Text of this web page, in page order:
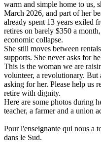
warm and simple home to us,
March 2026, and part of her
already spent 13 years exiled
retires on barely $350 a
economic collapse.
She still moves between
supports. She never asks for
‎This is the woman we are
volunteer, a revolutionary.
asking for her. Please help us
retire with dignity.
Here are some photos during
teacher, a farmer and a union
‎Pour l'enseignante qui nous a
dans le Sud.